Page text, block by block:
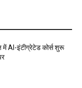
AI-इंटीग्रेटेड कोर्स शुरू